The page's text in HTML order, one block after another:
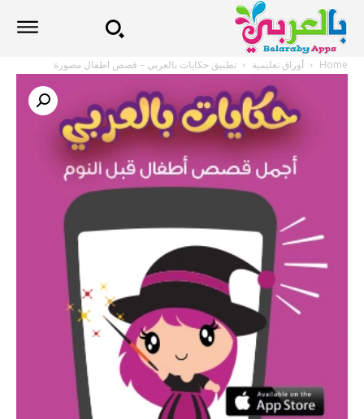
Home أوراق تعليمية تطبيق حكايات بالعربي – قصص اطفال مصورة